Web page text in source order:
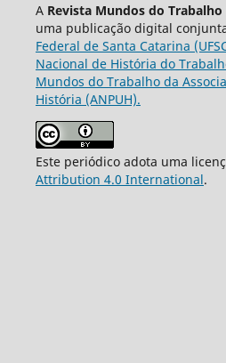
A Revista Mundos do Trabalho
uma publicação digital
Federal de Santa Catarina
Nacional de História do
Mundos do Trabalho da
História (ANPUH).
Este periódico adota uma
Attribution 4.0 International.